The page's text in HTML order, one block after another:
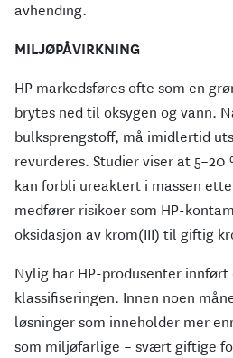
avhending.
MILJØPÅVIRKNING
HP markedsføres ofte som en
brytes ned til oksygen og vann.
bulksprengstoff, må imidlertid
revurderes. Studier viser at 5–20
kan forbli ureaktert i massen
medfører risikoer som HP-
oksidasjon av krom(III) til giftig
Nylig har HP-produsenter innført
klassifiseringen. Innen noen
løsninger som inneholder mer
som miljøfarlige – svært giftige